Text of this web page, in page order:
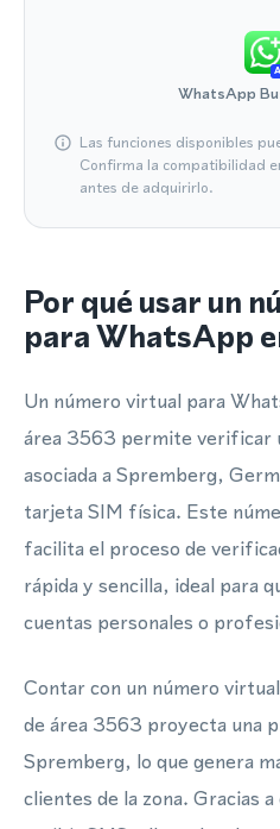
WhatsApp
Las funciones disponibles
Confirma la compatibilidad
antes de adquirirlo.
Por qué usar un
para WhatsApp
Un número virtual para
área 3563 permite verificar
asociada a Spremberg,
tarjeta SIM física. Este
facilita el proceso de
rápida y sencilla, ideal para
cuentas personales o
Contar con un número
de área 3563 proyecta una
Spremberg, lo que genera
clientes de la zona. Gracias